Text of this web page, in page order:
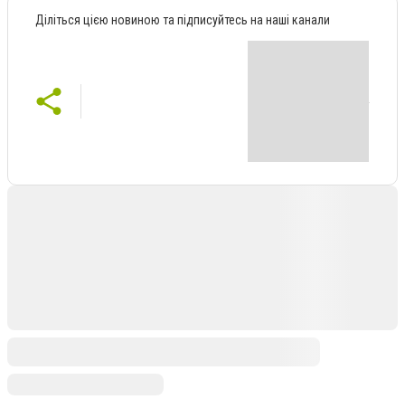
Діліться цією новиною та підписуйтесь на наші канали